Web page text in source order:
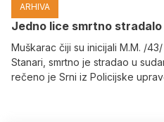
ARHIVA
Јedno lice smrtno stradalo
Muškarac čiji su inicijali M.M. /
Stanari, smrtno je stradao u
rečeno je Srni iz Policijske